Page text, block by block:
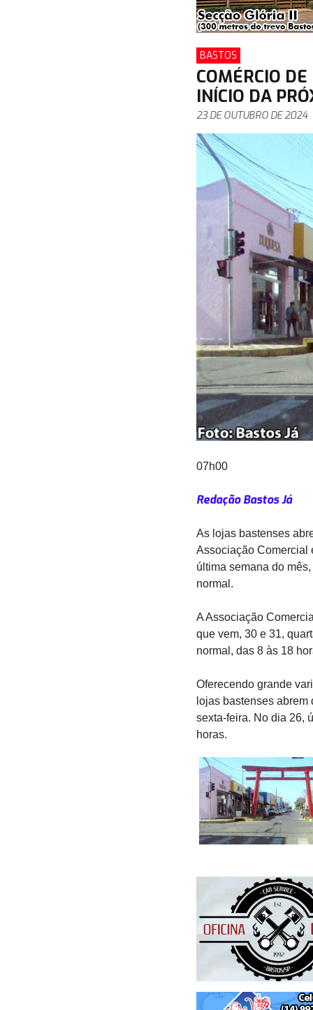
BASTOS
COMÉRCIO
INÍCIO DA
23 DE OUTUBRO DE 2024
07h00
Redação Bastos Já
As lojas bastenses
Associação Comercial
última semana do
normal.
A Associação
que vem, 30 e 31,
normal, das 8 às 18
Oferecendo grande
lojas bastenses
sexta-feira. No dia 26,
horas.